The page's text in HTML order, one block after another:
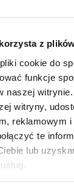
z
cookie do
funkcje
naszej
witryny,
reklamowym i
te
lub
Umów wizytę
POLMED